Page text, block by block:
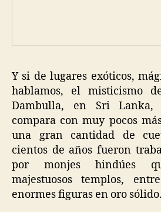
Y si de lugares exóticos,
hablamos, el misticismo
Dambulla, en Sri Lanka,
compara con muy pocos
una gran cantidad de
cientos de años fueron
por monjes hindúes
majestuosos templos,
enormes figuras en oro sólido.